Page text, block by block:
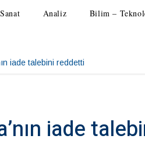
Analiz Bilim –
iade talebini reddetti
iade